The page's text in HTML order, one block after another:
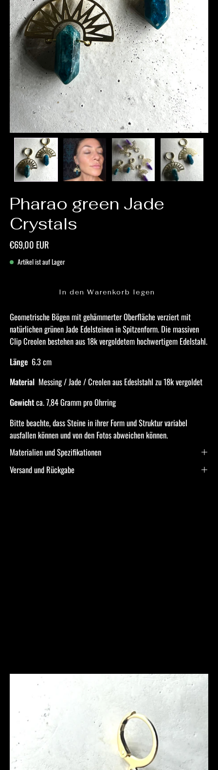
Pharao green Jade
Crystals
€69,00 EUR
Artikel ist auf Lager
In den Warenkorb legen
Geometrische Bögen mit gehämmerter Oberfläche verziert mit
natürlichen grünen Jade Edelsteinen in Spitzenform. Die massiven
Clip Creolen bestehen aus 18k vergoldetem hochwertigem Edelstahl.
Länge 6.3 cm
Material Messing / Jade /Creolen aus Edeslstahl zu 18k vergoldet
Gewichtca. 7,84 Gramm pro Ohrring
Bitte beachte, dass Steine in ihrer Form und Struktur variabel
ausfallen können und von den Fotos abweichen können.
Materialien und Spezifikationen
Versand und Rückgabe